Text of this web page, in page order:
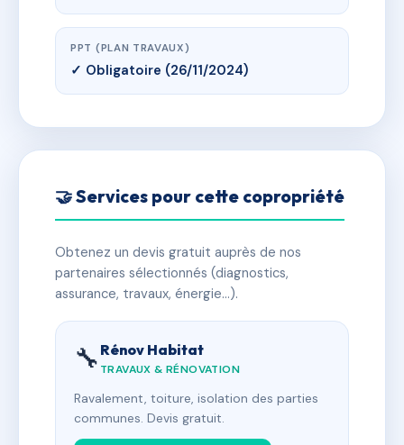
PPT (PLAN TRAVAUX)
✓ Obligatoire (26/11/2024)
🤝 Services pour cette copropriété
Obtenez un devis gratuit auprès de nos
partenaires sélectionnés (diagnostics,
assurance, travaux, énergie…).
🔧 Rénov Habitat
TRAVAUX & RÉNOVATION
Ravalement, toiture, isolation des parties
communes. Devis gratuit.